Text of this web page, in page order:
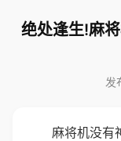
绝处逢生!麻
发
麻将机没有